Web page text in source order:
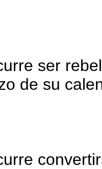
ser
de su